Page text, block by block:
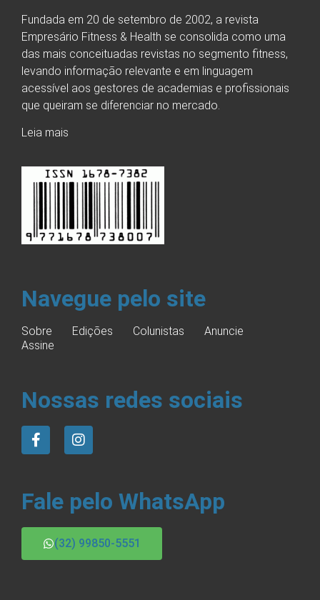
Fundada em 20 de setembro de 2002, a revista
Empresário Fitness & Health se consolida como uma
das mais conceituadas revistas no segmento fitness,
levando informação relevante e em linguagem
acessível aos gestores de academias e profissionais
que queiram se diferenciar no mercado.
Leia mais
Navegue pelo site
Sobre Edições Colunistas
Anuncie
Assine
Nossas redes sociais
Fale pelo WhatsApp
(32) 99850-5551